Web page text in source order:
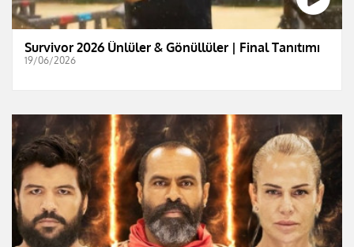
Survivor 2026 Ünlüler & Gönüllüler | Final Tanıtımı
19/06/2026